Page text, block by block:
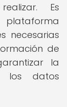
Es
plataforma
necesarias
de
la
los datos